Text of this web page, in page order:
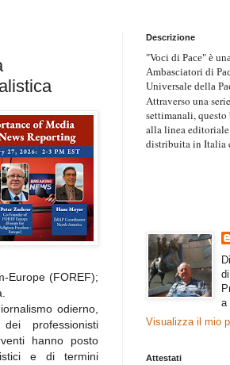
Europe (FOREF);
odierno,
professionisti
hanno posto
e di termini
Descrizione
"Voci di Pace" è
Ambasciatori di
Universale della
Attraverso una
settimanali,
alla linea
distribuita in Italia
a
Visualizza il mio
Attestati